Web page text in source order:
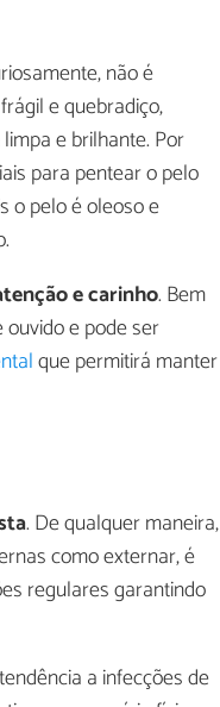
não é
e quebradiço,
e brilhante. Por
para pentear o pelo
o pelo é oleoso e
e carinho. Bem
e pode ser
que permitirá manter
. De qualquer maneira,
como externar, é
regulares garantindo
a infecções de